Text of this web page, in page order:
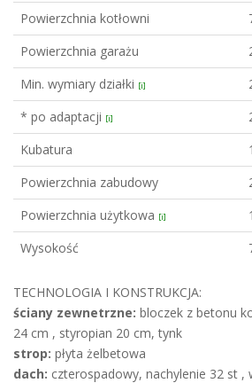
Powierzchnia kotłowni
Powierzchnia garażu
Min. wymiary działki [i]
* po adaptacji [i]
Kubatura
Powierzchnia zabudowy
Powierzchnia użytkowa [i]
Wysokość
TECHNOLOGIA I KONSTRUKCJA:
ściany zewnetrzne: bloczek z betonu
24 cm , styropian 20 cm, tynk
strop: płyta żelbetowa
dach: czterospadowy, nachylenie 32 st ,